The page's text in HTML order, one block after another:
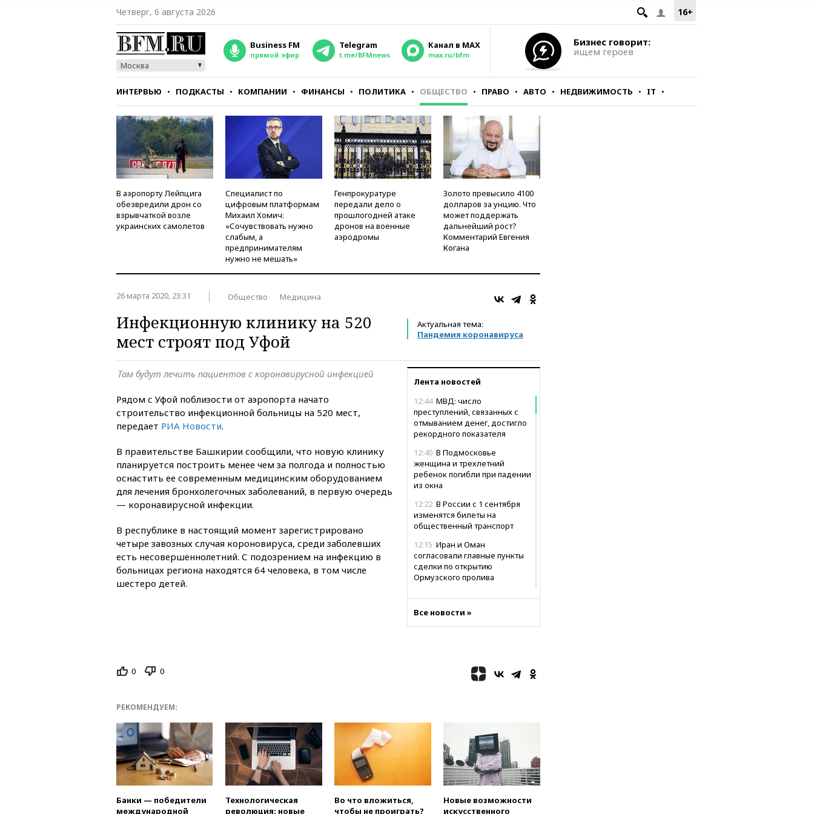
16+
Четверг, 6 августа 2026
Москва
Business FM
прямой эфир
Telegram
t.me/BFMnews
Канал в MAX
max.ru/bfm
Бизнес говорит:
ищем героев
ИНТЕРВЬЮ ПОДКАСТЫ КОМПАНИИ ФИНАНСЫ ПОЛИТИКА ОБЩЕСТВО ПРАВО АВТО НЕДВИЖИМОСТЬ IT
СТИЛЬ ТЕСТЫ
В аэропорту Лейпцига
обезвредили дрон со
взрывчаткой возле
украинских самолетов
Специалист по
цифровым платформам
Михаил Хомич:
«Сочувствовать нужно
слабым, а
предпринимателям
нужно не мешать»
Генпрокуратуре
передали дело о
прошлогодней атаке
дронов на военные
аэродромы
Золото превысило 4100
долларов за унцию. Что
может поддержать
дальнейший рост?
Комментарий Евгения
Когана
26 марта 2020, 23:31 Общество Медицина
Актуальная тема:
Пандемия коронавируса
Инфекционную клинику на 520
мест строят под Уфой
Лента новостей
12:44 МВД: число
преступлений, связанных с
отмыванием денег, достигло
рекордного показателя
12:40 В Подмосковье
женщина и трехлетний
ребенок погибли при падении
из окна
12:22 В России с 1 сентября
изменятся билеты на
общественный транспорт
12:15 Иран и Оман
согласовали главные пункты
сделки по открытию
Ормузского пролива
разведданными с Украиной
В Ярославской области
годовщину ядерной
бомбардировки
Оверчук заявил о
сокращении товарооборота
Все новости »
Там будут лечить пациентов с коронавирусной инфекцией
Рядом с Уфой поблизости от аэропорта начато
строительство инфекционной больницы на 520 мест,
передает РИА Новости.
В правительстве Башкирии сообщили, что новую клинику
планируется построить менее чем за полгода и полностью
оснастить ее современным медицинским оборудованием
для лечения бронхолегочных заболеваний, в первую очередь
— коронавирусной инфекции.
В республике в настоящий момент зарегистрировано
четыре завозных случая короновируса, среди заболевших
есть несовершеннолетний. С подозрением на инфекцию в
больницах региона находятся 64 человека, в том числе
шестеро детей.
0 0
РЕКОМЕНДУЕМ:
Банки — победители
международной
Технологическая
революция: новые
Во что вложиться,
чтобы не проиграть?
Новые возможности
искусственного